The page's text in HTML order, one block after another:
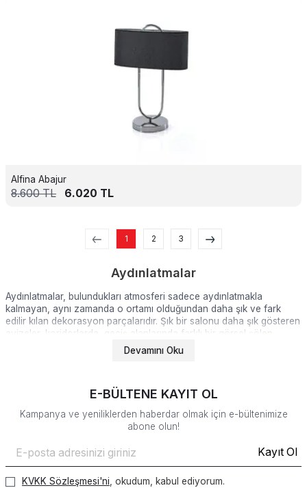
Alfina Abajur
8.600TL 6.020 TL
1 2 3
Aydınlatmalar
Aydınlatmalar, bulundukları atmosferi sadece aydınlatmakla
kalmayan, aynı zamanda o ortamı olduğundan daha şık ve fark
edilir kılan dekorasyon parçalarıdır. Şık bir salonu daha şık gösteren
avizeler, koridorlarda, geçiş alanlarında farklı bir görsel şölen
sergileyen aplikler gibi pek çok aydınlatma ürünleri, evlerinizde
dekorasyon için gerekli olan ve hatta bulunduğu ortamı, mobilyaları
yer alan koleksiyonu ise avize, aplik gibi aydınlatma ürünleri
arayışında olanlara harika fırsatlar sunmaktadır.
Evgör Dekoratif Aydınlatma Ürünleri
Nelerdir?
Devamını Oku
E-BÜLTENE KAYIT OL
Kampanya ve yeniliklerden haberdar olmak için e-bültenimize
abone olun!
Kayıt Ol
KVKK Sözleşmesi'ni , okudum, kabul ediyorum.